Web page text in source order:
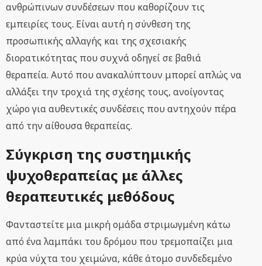
ανθρώπινων συνδέσεων που καθορίζουν τις
εμπειρίες τους. Είναι αυτή η σύνθεση της
προσωπικής αλλαγής και της σχεσιακής
διορατικότητας που συχνά οδηγεί σε βαθιά
θεραπεία. Αυτό που ανακαλύπτουν μπορεί απλώς να
αλλάξει την τροχιά της σχέσης τους, ανοίγοντας
χώρο για αυθεντικές συνδέσεις που αντηχούν πέρα
από την αίθουσα θεραπείας.
Σύγκριση της συστημικής
ψυχοθεραπείας με άλλες
θεραπευτικές μεθόδους
Φανταστείτε μια μικρή ομάδα στριμωγμένη κάτω
από ένα λαμπάκι του δρόμου που τρεμοπαίζει μια
κρύα νύχτα του χειμώνα, κάθε άτομο συνδεδεμένο